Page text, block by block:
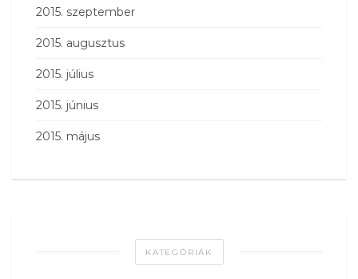
2015. szeptember
2015. augusztus
2015. július
2015. június
2015. május
KATEGÓRIÁK